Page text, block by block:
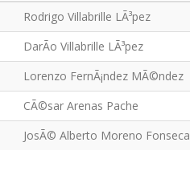
Rodrigo Villabrille LÃ³pez
DarÃ­o Villabrille LÃ³pez
Lorenzo FernÃ¡ndez MÃ©ndez
CÃ©sar Arenas Pache
JosÃ© Alberto Moreno Fonseca